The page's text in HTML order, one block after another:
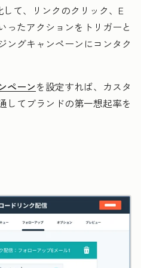
して、リンクのクリック、E
ったアクションをトリガーと
ングキャンペーンにコンタク
ペーンを設定すれば、カスタ
してブランドの第一想起率を